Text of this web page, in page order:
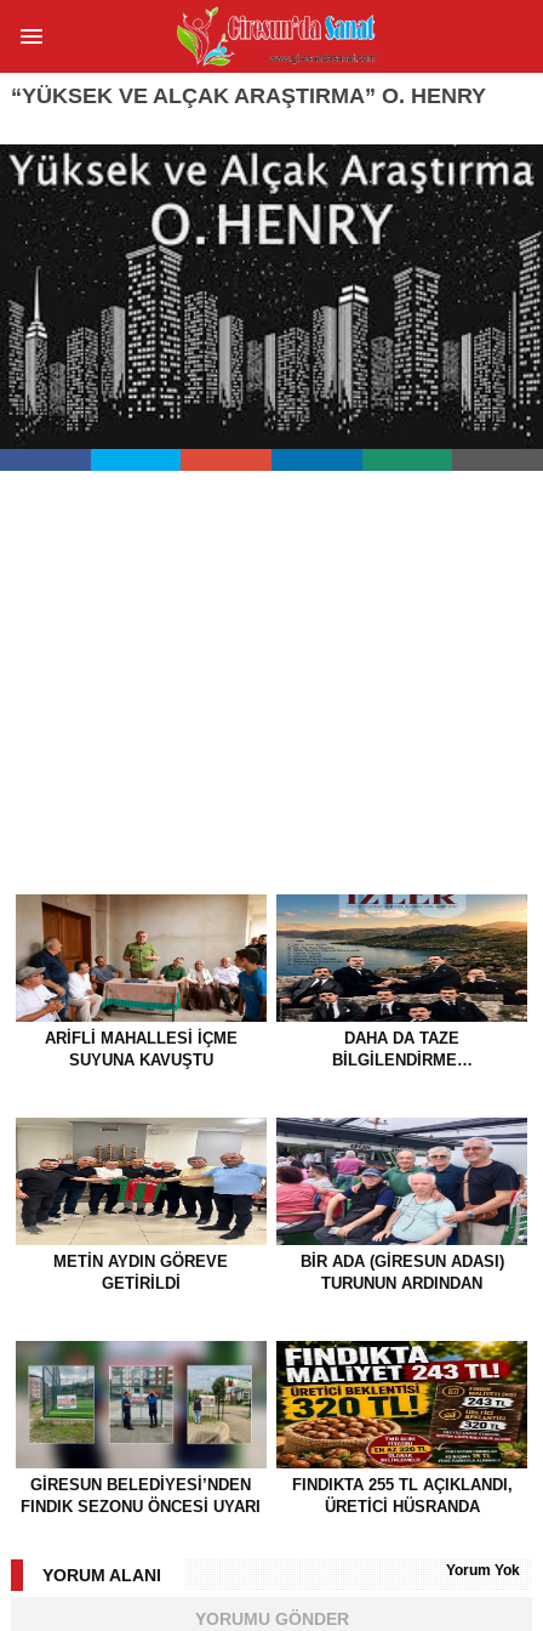
“YÜKSEK VE ALÇAK ARAŞTIRMA” O. HENRY
ARIFLI MAHALLESI İÇME
SUYUNA KAVUŞTU
DAHA DA TAZE
BİLGİLENDİRME…
METİN AYDIN GÖREVE
GETİRİLDİ
BİR ADA (GİRESUN ADASI)
TURUNUN ARDINDAN
GİRESUN BELEDİYESİ’NDEN
FINDIK SEZONU ÖNCESİ UYARI
FINDIKTA 255 TL AÇIKLANDI,
ÜRETİCİ HÜSRANDA
YORUM ALANI Yorum Yok
YORUMU GÖNDER